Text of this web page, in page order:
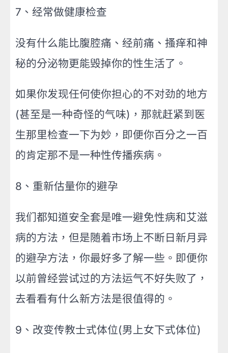
7、经常做健康检查
没有什么能比腹腔痛、经前痛、搔痒和神
秘的分泌物更能毁掉你的性生活了。
如果你发现任何使你担心的不对劲的地方
(甚至是一种奇怪的气味)，那就赶紧到医
生那里检查一下为妙，即便你百分之一百
的肯定那不是一种性传播疾病。
8、重新估量你的避孕
我们都知道安全套是唯一避免性病和艾滋
病的方法，但是随着市场上不断日新月异
的避孕方法，你最好多了解一些。即便你
以前曾经尝试过的方法运气不好失败了，
去看看有什么新方法是很值得的。
9、改变传教士式体位(男上女下式体位)